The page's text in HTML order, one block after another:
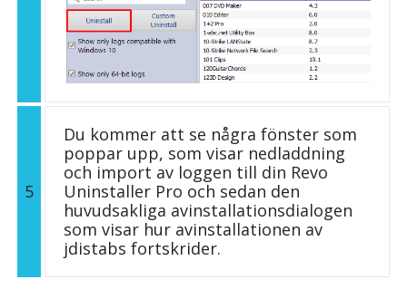
5
Du kommer att se några fönster som
poppar upp, som visar nedladdning
och import av loggen till din Revo
Uninstaller Pro och sedan den
huvudsakliga avinstallationsdialogen
som visar hur avinstallationen av
jdistabs fortskrider.